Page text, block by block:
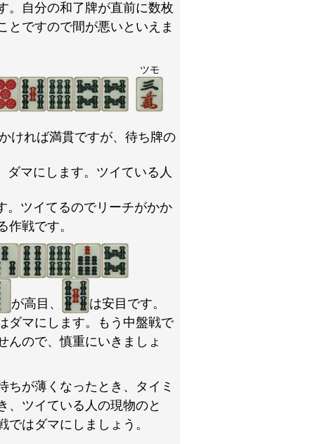
。自分の和了牌が直前に数枚
とですので間が悪いといえま
ツモ
ければ満貫ですが、待ち牌の
ダマにします。ツイている人
。ツイてるのでリーチがかか
戦です。
が高目、
は安目です。
ダマにします。もう中盤戦で
んので、慎重にいきましょ
が薄くなったとき、タイミ
、ツイている人の現物のと
はダマにしましょう。